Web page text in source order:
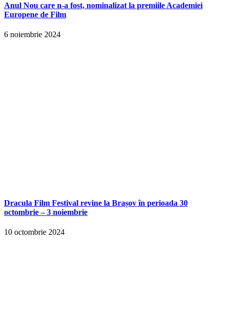
Anul Nou care n-a fost, nominalizat la premiile Academiei
Europene de Film
6 noiembrie 2024
Dracula Film Festival revine la Brașov în perioada 30
octombrie – 3 noiembrie
10 octombrie 2024